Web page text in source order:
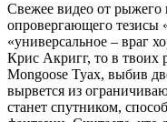
Свежее видео от рыжего
опровергающего тезисы
«универсальное – враг
Крис Акригг, то в твоих
Mongoose Tyax, выбив
вырвется из
станет спутником,